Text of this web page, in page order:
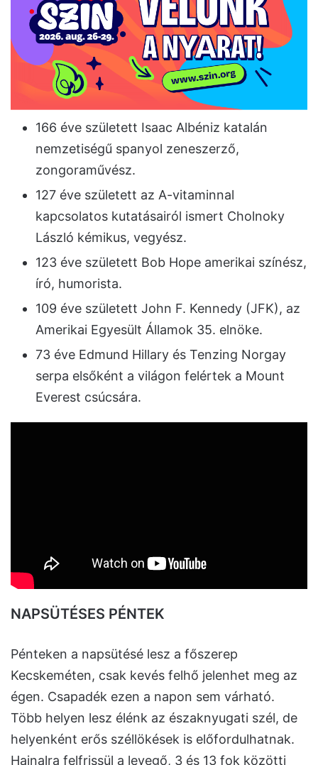
166 éve született Isaac Albéniz katalán
nemzetiségű spanyol zeneszerző,
zongoraművész.
127 éve született az A-vitaminnal
kapcsolatos kutatásairól ismert Cholnoky
László kémikus, vegyész.
123 éve született Bob Hope amerikai színész,
író, humorista.
109 éve született John F. Kennedy (JFK), az
Amerikai Egyesült Államok 35. elnöke.
73 éve Edmund Hillary és Tenzing Norgay
serpa elsőként a világon felértek a Mount
Everest csúcsára.
NAPSÜTÉSES PÉNTEK
Pénteken a napsütésé lesz a főszerep
Kecskeméten, csak kevés felhő jelenhet meg az
égen. Csapadék ezen a napon sem várható.
Több helyen lesz élénk az északnyugati szél, de
helyenként erős széllökések is előfordulhatnak.
Hajnalra felfrissül a levegő, 3 és 13 fok közötti